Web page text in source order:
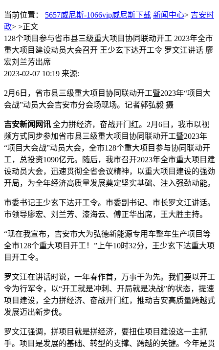
当前位置： 5657威尼斯-1066vip威尼斯下载 新闻中心> 吉安时
政> >正文
128个项目参与省市县三级重大项目协同联动开工 2023年全市
重大项目建设动员大会召开 王少玄下达开工令 罗文江讲话 廖
宏刘兰芳出席
2023-02-07 10:19 来源:
2月6日，省市县三级重大项目协同联动开工暨2023年“项目大
会战”动员大会吉安市分会场现场。 记者郭弘毅 摄
吉安新闻网讯 全力拼经济，奋战开门红。2月6日，我市以视
频方式同步参加省市县三级重大项目协同联动开工暨2023年
“项目大会战”动员大会，全市128个重大项目参与协同联动开
工，总投资1090亿元。随后，我市召开2023年全市重大项目建
设动员大会，迅速贯彻全省会议精神，以重大项目建设的强劲
开局，为全年经济高质量发展奠定坚实基础、注入强劲动能。
市委书记王少玄下达开工令。市委副书记、市长罗文江讲话。
市领导廖宏、刘兰芳、漆海云、傅正华出席，王大胜主持。
“现在我宣布，吉安市大为弘德新能源专用车整车生产项目等
全市128个重大项目开工！”上午10时32分，王少玄下达重大项
目开工令。
罗文江在讲话时说，一年春作首，万事干为先。我们要以开工
令为行军令，以“开工就是冲刺、开局就是决战”的状态，提速
项目建设，全力拼经济、奋战开门红，推动吉安高质量跨越式
发展迈出新步伐。
罗文江强调，拼项目就是拼经济，要扭住项目建设这一主抓
手。项目是发展的基础、转型的支撑、跨越的关键。今年是贯